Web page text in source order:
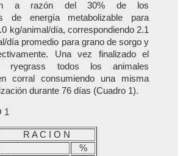
a razón del 30% de los
de energía metabolizable para
kg/animal/día, correspondiendo 2.1
día promedio para grano de sorgo y
Una vez finalizado el
ryegrass todos los animales
corral consumiendo una misma
durante 76 días (Cuadro 1).
1
R A C I O N
%